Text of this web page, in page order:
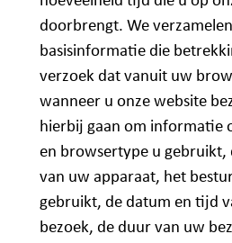
doorbrengt. We
basisinformatie die
verzoek dat vanuit uw
wanneer u onze website
hierbij gaan om informatie
en browsertype u gebruikt,
van uw apparaat, het
gebruikt, de datum en tijd
bezoek, de duur van uw